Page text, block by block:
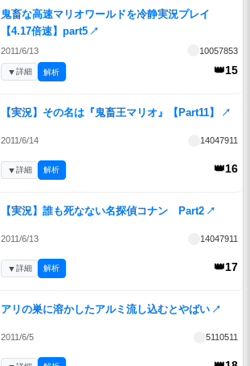
鬼畜な高速マリオワールドを冷静実況プレイ
【4.17倍速】part5 ↗
2011/6/13 10057853
👑15
▼詳細 解析
【実況】その名は『鬼畜王マリオ』【Part11】 ↗
2011/6/14 14047911
👑16
▼詳細 解析
【実況】誰も死なない名探偵コナン Part2 ↗
2011/6/13 14047911
👑17
▼詳細 解析
アリの巣に溶かしたアルミ流し込むとやばい ↗
2011/6/5 5110511